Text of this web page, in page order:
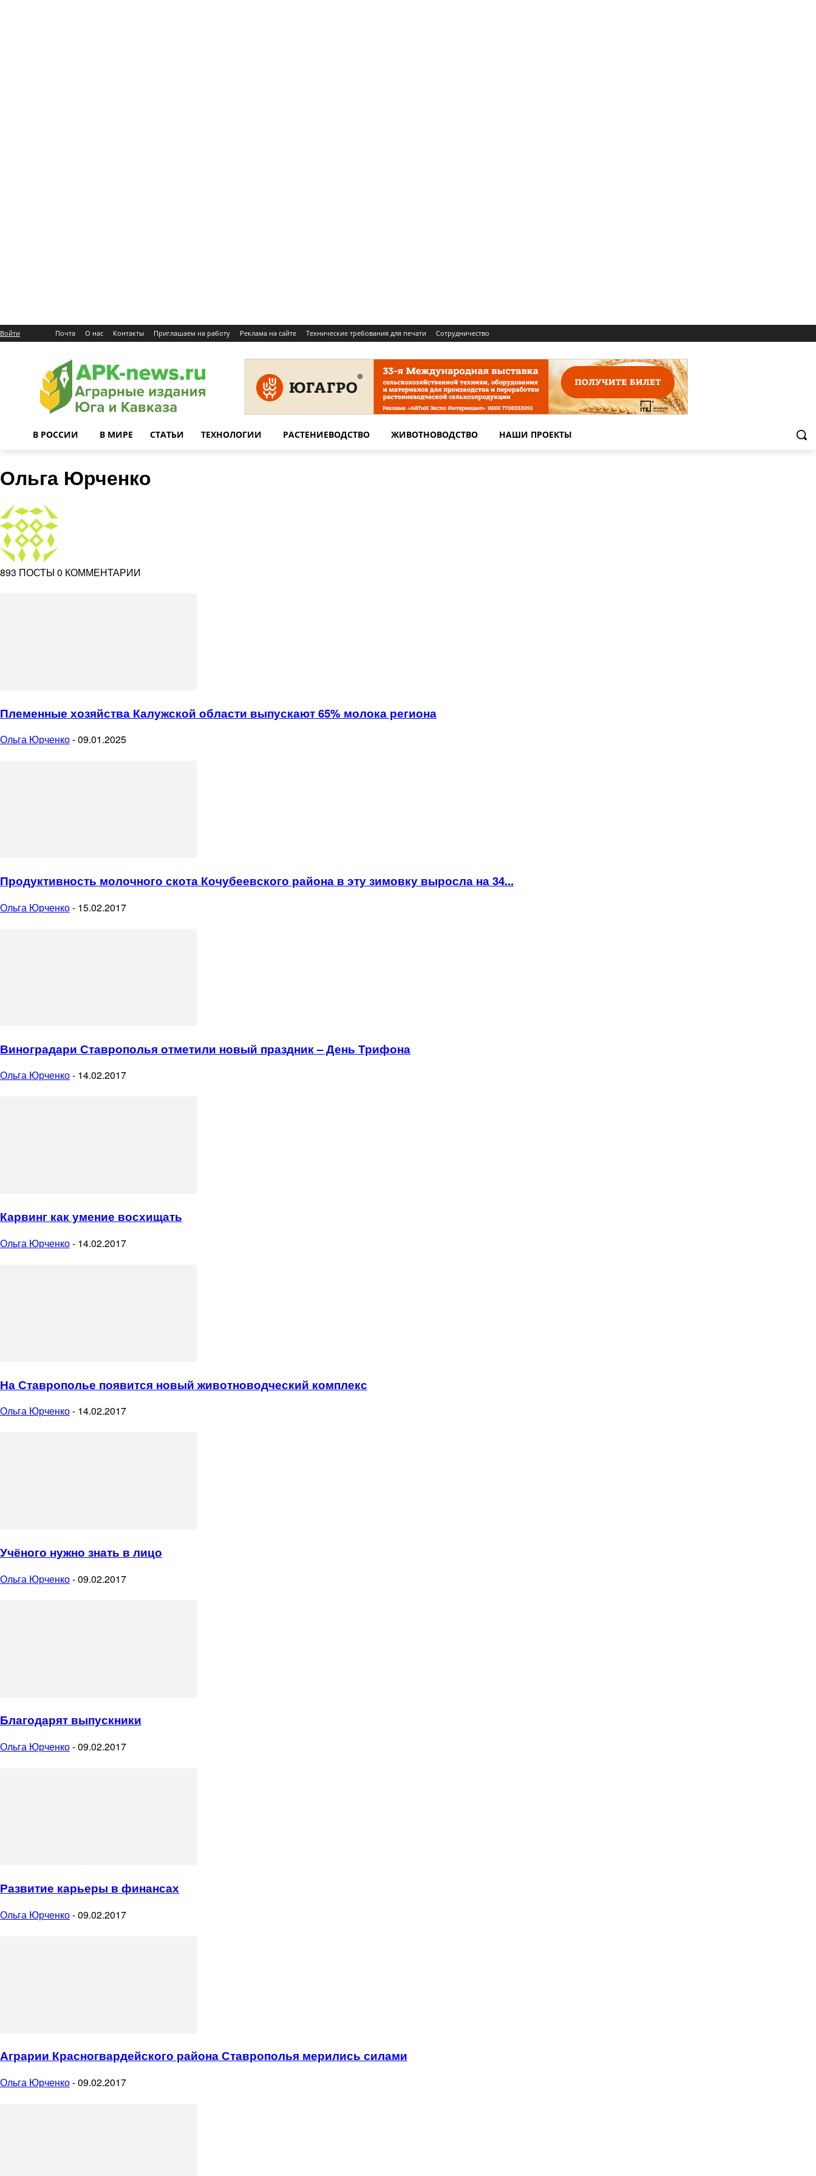
Войти Почта О нас Контакты Приглашаем на работу Реклама на сайте Технические требования для печати Сотрудничество
В РОССИИ В МИРЕ СТАТЬИ ТЕХНОЛОГИИ РАСТЕНИЕВОДСТВО ЖИВОТНОВОДСТВО НАШИ ПРОЕКТЫ
Ольга Юрченко
893 ПОСТЫ 0 КОММЕНТАРИИ
Племенные хозяйства Калужской области выпускают 65% молока региона
Ольга Юрченко-09.01.2025
Продуктивность молочного скота Кочубеевского района в эту зимовку выросла на 34...
Ольга Юрченко- 15.02.2017
Виноградари Ставрополья отметили новый праздник – День Трифона
Ольга Юрченко- 14.02.2017
Карвинг как умение восхищать
Ольга Юрченко- 14.02.2017
На Ставрополье появится новый животноводческий комплекс
Ольга Юрченко- 14.02.2017
Учёного нужно знать в лицо
Ольга Юрченко-09.02.2017
Благодарят выпускники
Ольга Юрченко-09.02.2017
Развитие карьеры в финансах
Ольга Юрченко-09.02.2017
Аграрии Красногвардейского района Ставрополья мерились силами
Ольга Юрченко-09.02.2017